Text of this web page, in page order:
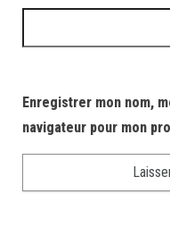
Enregistrer mon nom,
navigateur pour mon